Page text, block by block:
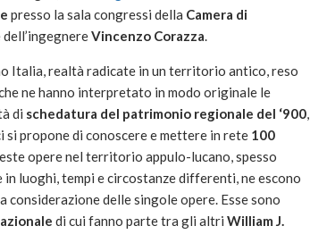
presso la sala congressi della Camera di
dell’ingegnereVincenzo Corazza.
Italia, realtà radicate in un territorio antico, reso
ne hanno interpretato in modo originale le
di schedatura del patrimonio regionale del ‘900,
si propone di conoscere e mettere in rete 100
opere nel territorio appulo-lucano, spesso
luoghi, tempi e circostanze differenti, ne escono
delle singole opere. Esse sono
di cui fanno parte tra gli altri William J.